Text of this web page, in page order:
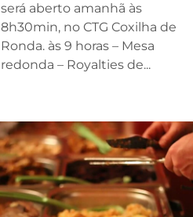
será aberto amanhã às
8h30min, no CTG Coxilha de
Ronda. às 9 horas – Mesa
redonda – Royalties de...